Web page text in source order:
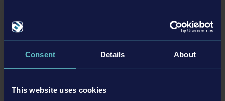
Consent Details About
This website uses cookies
shapes, colours and performance. All other intellectual
property relating to the trucks, machines, construction
trademarks and/or copyrighted materials) featured in
the game are therefore the property of their respective
companies. All rights reserved.